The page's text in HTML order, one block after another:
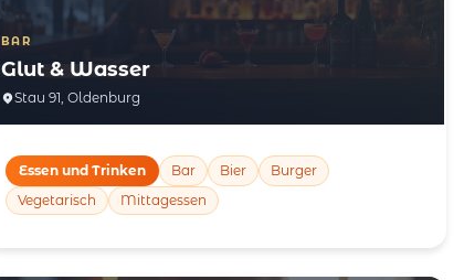
BAR
Glut & Wasser
Stau 91, Oldenburg
Essen und Trinken Bar Bier
Burger
Vegetarisch
Mittagessen